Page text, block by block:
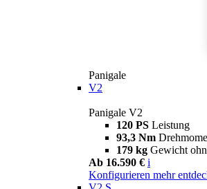
Panigale
V2
Panigale V2
120 PS Leistung
93,3 Nm
179 kg Gewicht
Ab 16.590 € i
Konfigurieren mehr